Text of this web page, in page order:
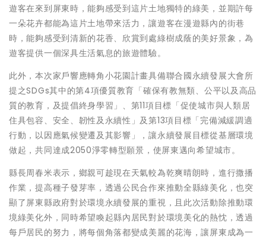
遊客在來到屏東時，能夠感受到這片土地獨特的綠美，並期許每
一朵花卉都能為這片土地帶來活力，讓遊客在漫遊縣內的街巷
時，能夠感受到清新的花香、欣賞到處綠樹成蔭的美好景象，為
遊客提供一個深具生活氣息的旅遊體驗。
此外，本次家戶響應轉角小花園計畫具備聯合國永續發展大會所
提之SDGs其中的第4項優質教育「確保有教無類、公平以及高品
質的教育，及提倡終身學習」、第11項目標「促使城市與人類居
住具包容、安全、韌性及永續性」及第13項目標「完備減緩調適
行動，以因應氣候變遷及其影響」，讓永續發展目標從基層環境
做起，共同達成2050淨零轉型願景，使屏東邁向希望城市。
縣長周春米表示，鄉親可趁現在天氣較為乾爽晴朗時，進行撒播
作業，提高種子發芽率，透過公民合作來推動全縣綠美化，也突
顯了屏東縣政府對於環境永續發展的重視，且此次活動除推動環
境綠美化外，同時希望喚起縣內居民對於環境美化的熱忱，透過
每戶居民的努力，將每個角落都變成美麗的花海，讓屏東成為一